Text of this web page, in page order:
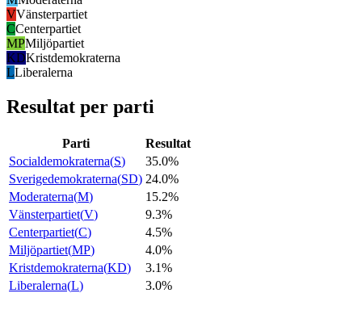
VVänsterpartiet
CCenterpartiet
MPMiljöpartiet
KDKristdemokraterna
LLiberalerna
Resultat per parti
Parti
Resultat
Socialdemokraterna(S)
35.0%
Sverigedemokraterna(SD) 24.0%
Moderaterna(M)
15.2%
Vänsterpartiet(V)
9.3%
Centerpartiet(C)
4.5%
Miljöpartiet(MP)
4.0%
Kristdemokraterna(KD)
3.1%
Liberalerna(L) 3.0%